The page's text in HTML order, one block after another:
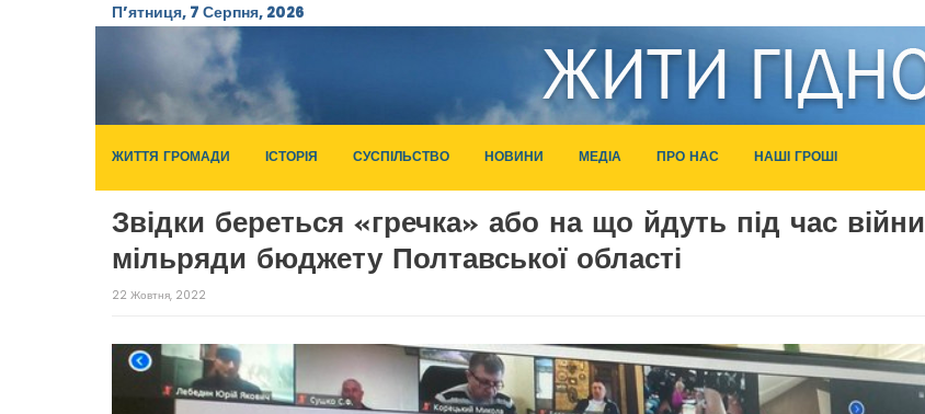
П’ятниця, 7 Серпня, 2026
ЖИТТЯ ГРОМАДИ ІСТОРІЯ СУСПІЛЬСТВО НОВИНИ МЕДІА ПРО НАС НАШІ ГРОШІ
Звідки береться «гречка» або на що йдуть під час війни
мільряди бюджету Полтавської області
22 Жовтня, 2022